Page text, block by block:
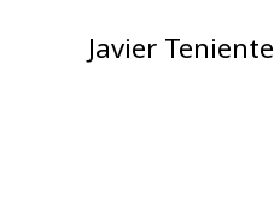
Javier Teniente